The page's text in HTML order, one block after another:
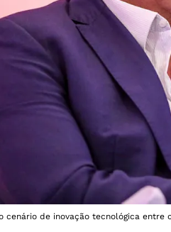
cenário de inovação tecnológica entre